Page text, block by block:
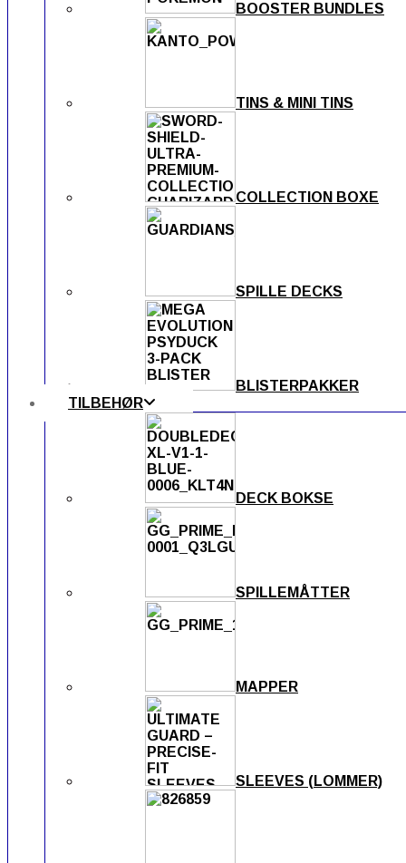
BOOSTER BUNDLES
TINS & MINI TINS
COLLECTION BOXE
SPILLE DECKS
BLISTERPAKKER
TILBEHØR
DECK BOKSE
SPILLEMÅTTER
MAPPER
SLEEVES (LOMMER)